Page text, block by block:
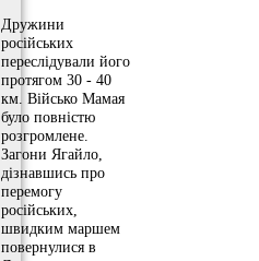
Дружини
російських
переслідували його
протягом 30 - 40
км. Військо Мамая
було повністю
розгромлене.
Загони Ягайло,
дізнавшись про
перемогу
російських,
швидким маршем
повернулися в